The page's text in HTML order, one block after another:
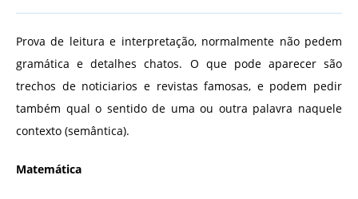
Prova de leitura e interpretação, normalmente não pedem
gramática e detalhes chatos. O que pode aparecer são
trechos de noticiarios e revistas famosas, e podem pedir
também qual o sentido de uma ou outra palavra naquele
contexto (semântica).
Matemática